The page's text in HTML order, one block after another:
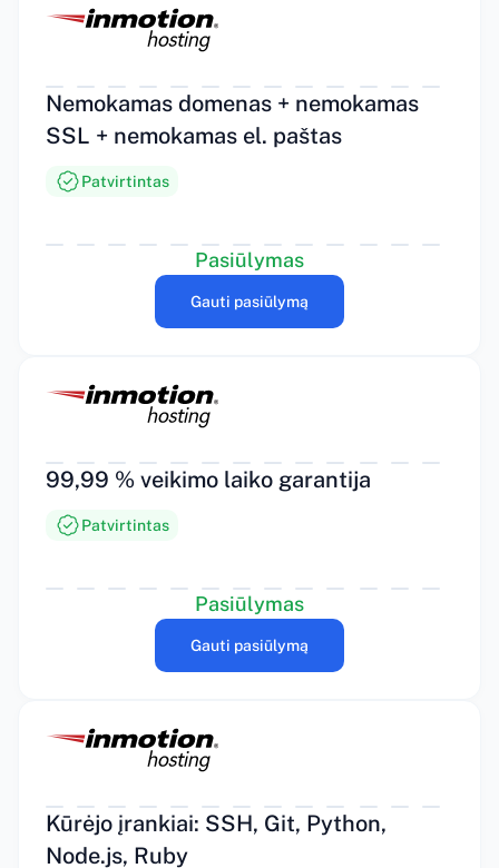
Nemokamas domenas + nemokamas
SSL + nemokamas el. paštas
Patvirtintas
Pasiūlymas
Gauti pasiūlymą
99,99 % veikimo laiko garantija
Patvirtintas
Pasiūlymas
Gauti pasiūlymą
Kūrėjo įrankiai: SSH, Git, Python,
Node.js, Ruby